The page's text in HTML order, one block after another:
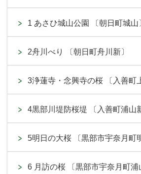
1 あさひ城山公園 〔朝日町城山
2舟川べり 〔朝日町舟川新〕
3浄蓮寺・念興寺の桜 〔入善町
4黒部川堤防桜堤 〔入善町浦山
5明日の大桜 〔黒部市宇奈月町
6 月訪の桜 〔黒部市宇奈月町浦